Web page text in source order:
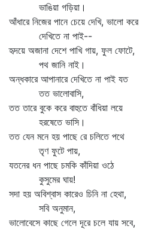
ভাঙিয়া গড়িয়া।
আঁধারে নিজের পানে চেয়ে দেখি, ভালো করে
দেখিতে না পাই--
হৃদয়ে অজানা দেশে পাখি গায়, ফুল ফোটে,
পথ জানি নাই।
অন্ধকারে আপানারে দেখিতে না পাই যত
তত ভালোবাসি,
তত তারে বুকে করে বাহুতে বাঁধিয়া লয়ে
হরষেতে ভাসি।
তত যেন মনে হয় পাছে রে চলিতে পথে
তৃণ ফুটে পায়,
যতনের ধন পাছে চমকি কাঁদিয়া ওঠে
কুসুমের ঘায়!
সদা হয় অবিশ্বাস কারেও চিনি না হেথা,
সবি অনুমান,
ভালোবেসে কাছে গেলে দূরে চলে যায় সবে,